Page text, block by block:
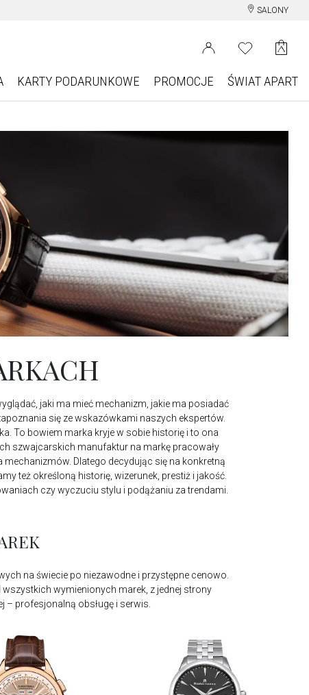
SALONY
KARTY PODARUNKOWE PROMOCJE ŚWIAT APART
jaki ma mieć mechanizm, jakie ma posiadać
się ze wskazówkami naszych ekspertów.
To bowiem marka kryje w sobie historię i to ona
szwajcarskich manufaktur na markę pracowały
Dlatego decydując się na konkretną
też określoną historię, wizerunek, prestiż i jakość.
czy wyczuciu stylu i podążaniu za trendami.
na świecie po niezawodne i przystępne cenowo.
wymienionych marek, z jednej strony
– profesjonalną obsługę i serwis.